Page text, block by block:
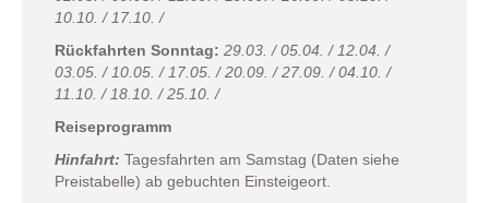
10.10. / 17.10. /
Rückfahrten Sonntag: 29.03. / 05.04. / 12.04. /
03.05. / 10.05. / 17.05. / 20.09. / 27.09. / 04.10. /
11.10. / 18.10. / 25.10. /
Reiseprogramm
Hinfahrt: Tagesfahrten am Samstag (Daten siehe
Preistabelle) ab gebuchten Einsteigeort.